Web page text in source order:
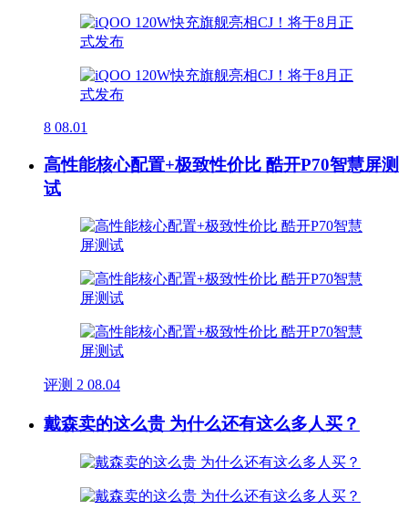
8 08.01
高性能核心配置+极致性价比 酷开P70智慧屏测
试
评测 2 08.04
戴森卖的这么贵 为什么还有这么多人买？